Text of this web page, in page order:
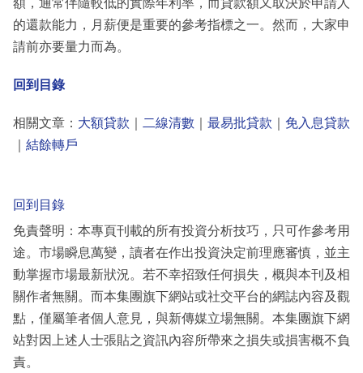
額，通常伴隨較低的實際年利率，而貸款額又取決於申請人
的還款能力，月薪便是重要的參考指標之一。然而，大家申
請前亦要量力而為。
回到目錄
相關文章： 大額貸款 二線清數 最易批貸款
免入息貸款
結餘轉戶
回到目錄
免責聲明：本專頁刊載的所有投資分析技巧，只可作參考用
途。市場瞬息萬變，讀者在作出投資決定前理應審慎，並主
動掌握市場最新狀況。若不幸招致任何損失，概與本刊及相
關作者無關。而本集團旗下網站或社交平台的網誌內容及觀
點，僅屬筆者個人意見，與新傳媒立場無關。本集團旗下網
站對因上述人士張貼之資訊內容所帶來之損失或損害概不負
責。